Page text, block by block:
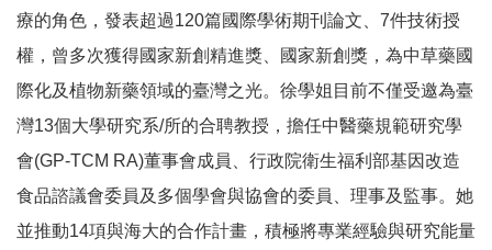
療的角色，發表超過120篇國際學術期刊論文、7件技術授
權，曾多次獲得國家新創精進獎、國家新創獎，為中草藥國
際化及植物新藥領域的臺灣之光。徐學姐目前不僅受邀為臺
灣13個大學研究系/所的合聘教授，擔任中醫藥規範研究學
會(GP-TCM RA)董事會成員、行政院衛生福利部基因改造
食品諮議會委員及多個學會與協會的委員、理事及監事。她
並推動14項與海大的合作計畫，積極將專業經驗與研究能量